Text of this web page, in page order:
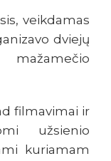
veikdamas
dviejų
filmavimai ir
užsienio
kuriamam